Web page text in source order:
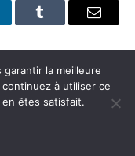
Tumblr
E-
mail
dans les
la meilleure
à utiliser ce
êtes satisfait.